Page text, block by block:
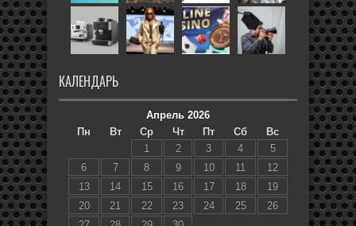
КАЛЕНДАРЬ
Апрель 2026
Пн
Вт Ср Чт Пт Сб
Вс
1
2 3 4
5
6
7 8 9 10 11
12
13
14 15 16 17 18
19
20
21 22 23 24 25
26